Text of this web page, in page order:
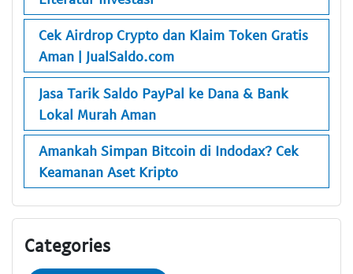
Cek Airdrop Crypto dan Klaim Token Gratis
Aman | JualSaldo.com
Jasa Tarik Saldo PayPal ke Dana & Bank
Lokal Murah Aman
Amankah Simpan Bitcoin di Indodax? Cek
Keamanan Aset Kripto
Categories